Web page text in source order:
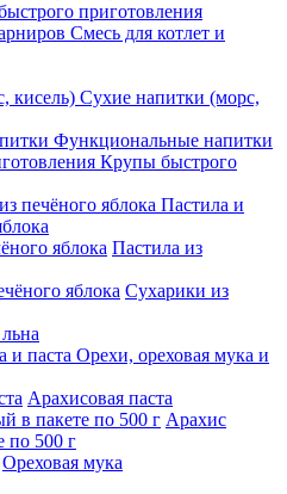
приготовления
Смесь для котлет и
Сухие напитки (морс,
Функциональные напитки
Крупы быстрого
Пастила и
Пастила из
Сухарики из
Орехи, ореховая мука и
Арахисовая паста
Арахис
по 500 г
Ореховая мука